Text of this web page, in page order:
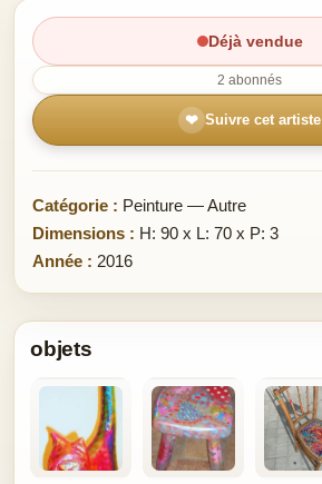
Déjà vendue
2 abonnés
❤ Suivre cet artiste
Catégorie : Peinture — Autre
Dimensions : H: 90 x L: 70 x P: 3
Année : 2016
objets